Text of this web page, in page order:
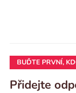
BUĎTE PRVNÍ,
Přidejte